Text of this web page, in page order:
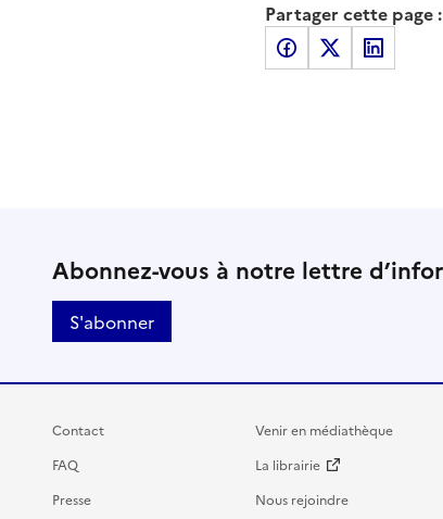
Partager cette page :
Partager sur Facebook
Partager sur XPartager sur
Abonnez-vous à notre lettre
S'abonner
Contact
FAQ
Presse
Venir en médiathèque
La librairie
Nous rejoindre